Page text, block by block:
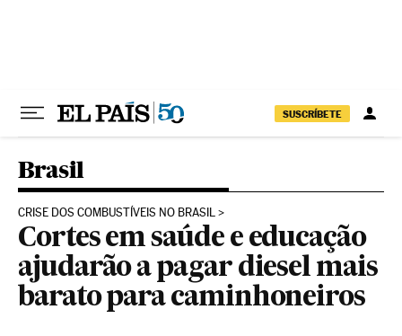
SUSCRÍBETE
Brasil
CRISE DOS COMBUSTÍVEIS NO BRASIL
Cortes em saúde e educação
ajudarão a pagar diesel mais
barato para caminhoneiros